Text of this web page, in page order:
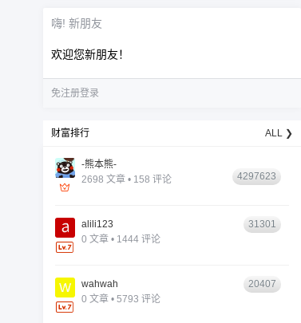
嗨! 新朋友
欢迎您新朋友！
免注册登录
财富排行 ALL ❯
-熊本熊-
2698 文章 • 158 评论
4297623
alili123
0 文章 • 1444 评论
31301
wahwah
0 文章 • 5793 评论
20407